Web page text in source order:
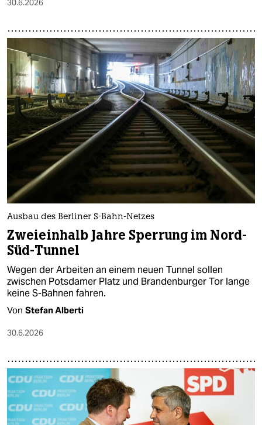
30.6.2026
Ausbau des Berliner S-Bahn-Netzes
Zweieinhalb Jahre Sperrung im Nord-
Süd-Tunnel
Wegen der Arbeiten an einem neuen Tunnel sollen
zwischen Potsdamer Platz und Brandenburger Tor lange
keine S-Bahnen fahren.
Von Stefan Alberti
30.6.2026